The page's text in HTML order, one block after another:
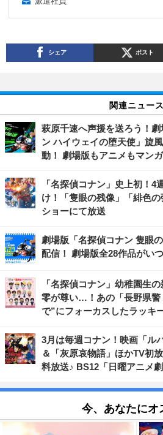
シェア ポスト
関連ニュース
萩原千速へ声援を送ろう！
ン ハイウェイの堕天使」旋
動！ 劇場版もアニメもマン
「名探偵コナン」史上初！
け！「隻眼の残像」「緋色
ショーにて放送
劇場版「名探偵コナン 隻眼
配信！ 劇場版全28作品がい
「名探偵コナン」幼稚園生
零が尊い…！あの「長野県警
で”にフォーカスしたラッキ
3月は毎週コナン！映画「ル
＆「灰原哀物語」ほかTV初
料放送♪ BS12「日曜アニメ
今、あなたにオ